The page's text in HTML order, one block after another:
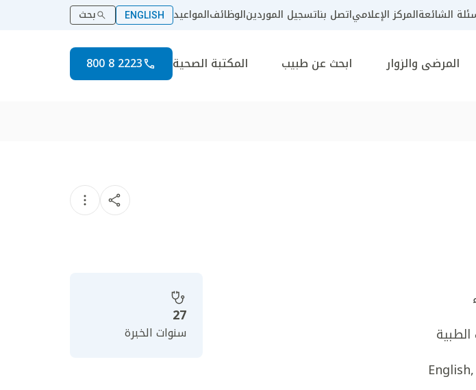
الشائعةالمركز الإعلامياتصل بناتسجيل الموردينالوظائفالمواعيد ENGLISH بحث
المرضى والزوار ابحث عن طبيب المكتبة الصحية 2223 8 800
27
سنوات الخبرة